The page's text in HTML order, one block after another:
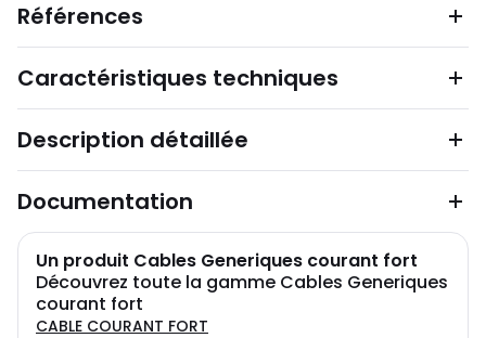
Références
Caractéristiques techniques
Description détaillée
Documentation
Un produit Cables Generiques courant fort
Découvrez toute la gamme Cables Generiques
courant fort
CABLE COURANT FORT